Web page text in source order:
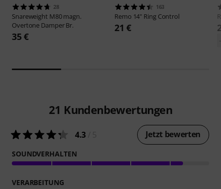
28
Snareweight M80 magn.
Overtone Damper Br.
35 €
163
Remo 14" Ring Control
21 €
21 Kundenbewertungen
4.3 Jetzt bewerten
SOUNDVERHALTEN
VERARBEITUNG